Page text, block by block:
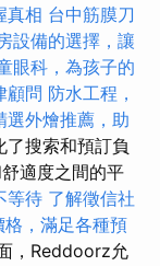
真相 台中筋膜刀
設備的選擇，讓
眼科，為孩子的
顧問 防水工程，
選外燴推薦，助
了搜索和預訂負
適度之間的平
等待 了解徵信社
，滿足各種預
，Reddoorz允